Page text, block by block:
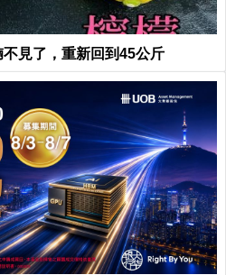
見了，重新回到45公斤